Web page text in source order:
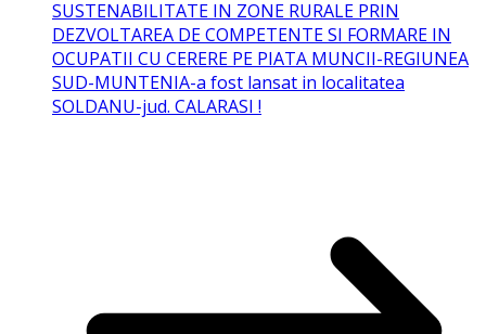
SUSTENABILITATE IN ZONE RURALE PRIN
DEZVOLTAREA DE COMPETENTE SI FORMARE IN
OCUPATII CU CERERE PE PIATA MUNCII-REGIUNEA
SUD-MUNTENIA-a fost lansat in localitatea
SOLDANU-jud. CALARASI !